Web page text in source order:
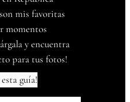
mis favoritas
momentos
y encuentra
para tus fotos!
guía!